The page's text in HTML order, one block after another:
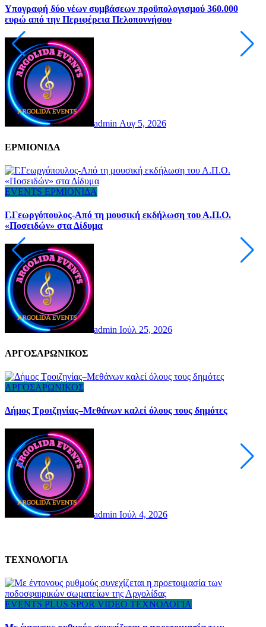
Υπογραφή δύο νέων συμβάσεων προϋπολογισμού 360.000
ευρώ από την Περιφέρεια Πελοποννήσου
admin Αυγ 5, 2026
ΕΡΜΙΟΝΙΔΑ
EVENTS ΕΡΜΙΟΝΙΔΑ
Γ.Γεωργόπουλος-Από τη μουσική εκδήλωση του Α.Π.Ο.
«Ποσειδών» στα Δίδυμα
admin Ιούλ 25, 2026
AΡΓΟΣΑΡΩΝΙΚΟΣ
ΑΡΓΟΣΑΡΩΝΙΚΟΣ
Δήμος Τροιζηνίας–Μεθάνων καλεί όλους τους δημότες
admin Ιούλ 4, 2026
ΤΕΧΝΟΛΟΓΙΑ
EVENTS PLUS SPOR VIDEO ΤΕΧΝΟΛΟΓΙΑ